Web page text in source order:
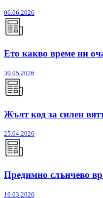
06.06.2026
Ето какво време ни
30.05.2026
Жълт код за силен
25.04.2026
Предимно слънчево
10.03.2026